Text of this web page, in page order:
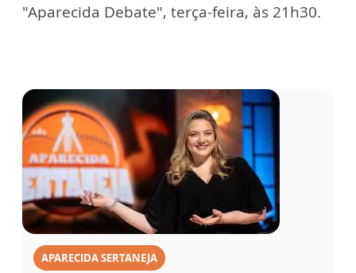
"Aparecida Debate", terça-feira, às 21h30.
APARECIDA SERTANEJA